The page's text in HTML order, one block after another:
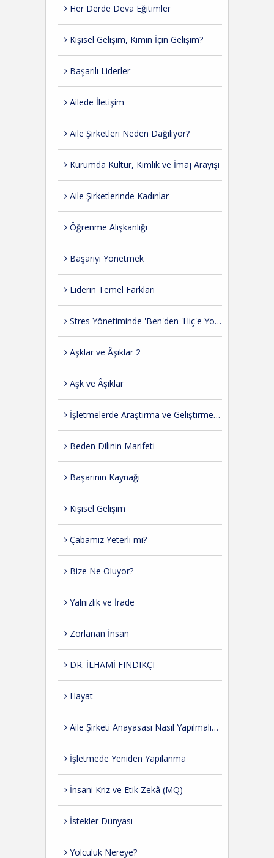
Her Derde Deva Eğitimler
Kişisel Gelişim, Kimin İçin Gelişim?
Başarılı Liderler
Ailede İletişim
Aile Şirketleri Neden Dağılıyor?
Kurumda Kültür, Kimlik ve İmaj Arayışı
Aile Şirketlerinde Kadınlar
Öğrenme Alışkanlığı
Başarıyı Yönetmek
Liderin Temel Farkları
Stres Yönetiminde 'Ben'den 'Hiç'e Yolculuk
Aşklar ve Âşıklar 2
Aşk ve Âşıklar
İşletmelerde Araştırma ve Geliştirme İhtiyacı
Beden Dilinin Marifeti
Başarının Kaynağı
Kişisel Gelişim
Çabamız Yeterli mi?
Bize Ne Oluyor?
Yalnızlık ve İrade
Zorlanan İnsan
DR. İLHAMİ FINDIKÇI
Hayat
Aile Şirketi Anayasası Nasıl Yapılmalıdır?
İşletmede Yeniden Yapılanma
İnsani Kriz ve Etik Zekâ (MQ)
İstekler Dünyası
Yolculuk Nereye?